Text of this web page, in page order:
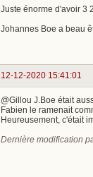
Juste énorme d'avoir 3
Johannes Boe a beau
12-12-2020 15:41:01
@Gillou J.Boe était
Fabien le ramenait
Heureusement, c'était
Dernière modification